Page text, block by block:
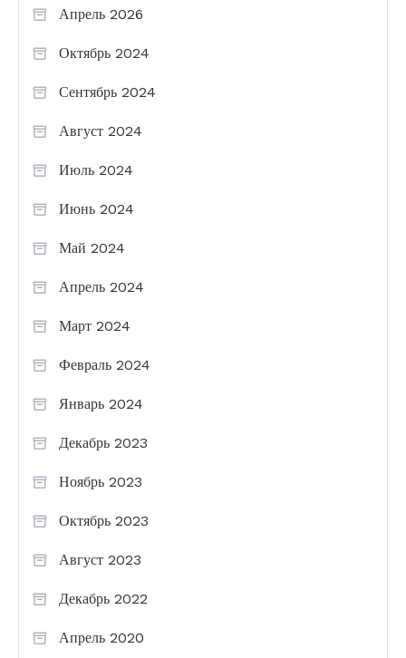
Апрель 2026
Октябрь 2024
Сентябрь 2024
Август 2024
Июль 2024
Июнь 2024
Май 2024
Апрель 2024
Март 2024
Февраль 2024
Январь 2024
Декабрь 2023
Ноябрь 2023
Октябрь 2023
Август 2023
Декабрь 2022
Апрель 2020